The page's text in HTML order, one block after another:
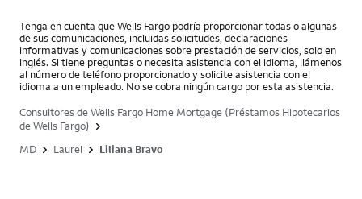
Tenga en cuenta que Wells Fargo podría proporcionar todas o algunas
de sus comunicaciones, incluidas solicitudes, declaraciones
informativas y comunicaciones sobre prestación de servicios, solo en
inglés. Si tiene preguntas o necesita asistencia con el idioma, llámenos
al número de teléfono proporcionado y solicite asistencia con el
idioma a un empleado. No se cobra ningún cargo por esta asistencia.
Consultores de Wells Fargo Home Mortgage (Préstamos Hipotecarios
de Wells Fargo)
MD
Laurel Liliana Bravo